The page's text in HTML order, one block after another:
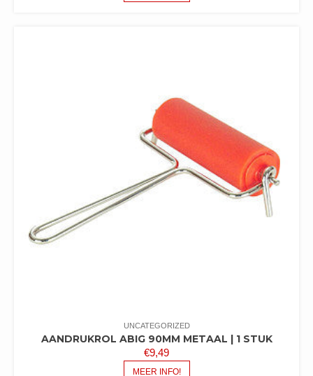
UNCATEGORIZED
AANDRUKROL ABIG 90MM METAAL | 1 STUK
€9,49
MEER INFO!